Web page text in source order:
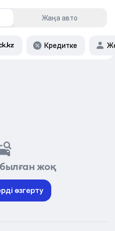
Жаңа авто
Кредитке
жоқ
өзгерту